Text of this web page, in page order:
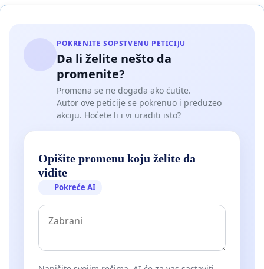
POKRENITE SOPSTVENU PETICIJU
Da li želite nešto da
promenite?
Promena se ne događa ako ćutite.
Autor ove peticije se pokrenuo i preduzeo
akciju. Hoćete li i vi uraditi isto?
Opišite promenu koju želite da
vidite
Pokreće AI